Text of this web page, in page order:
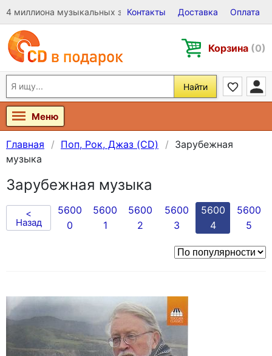
4 миллиона музыкальных записей на Виниле, CD и DVD
Контакты Доставка Оплата
Корзина (0)
Найти
Меню
Главная Поп, Рок, Джаз (CD)
Зарубежная
музыка
Зарубежная музыка
<
Назад
5600
0
5600
1
5600
2
5600
3
5600
4
5600
5